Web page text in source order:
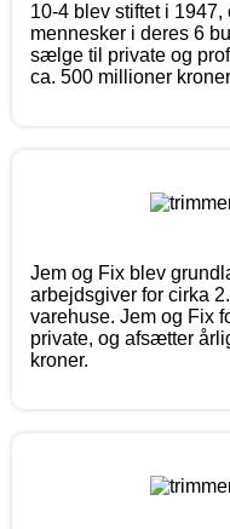
10-4 blev stiftet i
mennesker i deres 6
sælge til private og
ca. 500 millioner
Jem og Fix blev
arbejdsgiver for cirka
varehuse. Jem og Fix
private, og afsætter
kroner.